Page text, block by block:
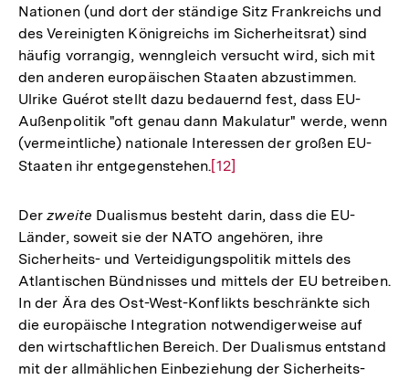
Nationen (und dort der ständige Sitz Frankreichs und
des Vereinigten Königreichs im Sicherheitsrat) sind
häufig vorrangig, wenngleich versucht wird, sich mit
den anderen europäischen Staaten abzustimmen.
Ulrike Guérot stellt dazu bedauernd fest, dass EU-
Außenpolitik "oft genau dann Makulatur" werde, wenn
(vermeintliche) nationale Interessen der großen EU-
Staaten ihr entgegenstehen.Zur
der
Fußnote
[12]
Derzweite Dualismus besteht darin, dass die EU-
Länder, soweit sie der NATO angehören, ihre
Sicherheits- und Verteidigungspolitik mittels des
Atlantischen Bündnisses und mittels der EU betreiben.
In der Ära des Ost-West-Konflikts beschränkte sich
die europäische Integration notwendigerweise auf
den wirtschaftlichen Bereich. Der Dualismus entstand
mit der allmählichen Einbeziehung der Sicherheits-